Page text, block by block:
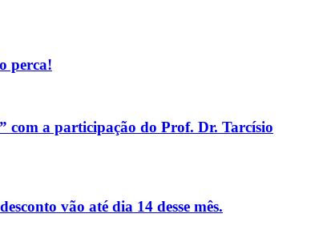
perca!
com a participação do Prof. Dr. Tarcísio
vão até dia 14 desse mês.